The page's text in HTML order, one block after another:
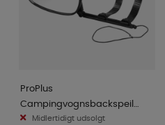
ProPlus
Campingvognsbackspeil
BasicMidlertidigt udsolgt